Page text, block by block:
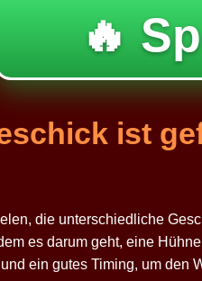
🔥
ist
die unterschiedliche
es darum geht, eine
ein gutes Timing, um